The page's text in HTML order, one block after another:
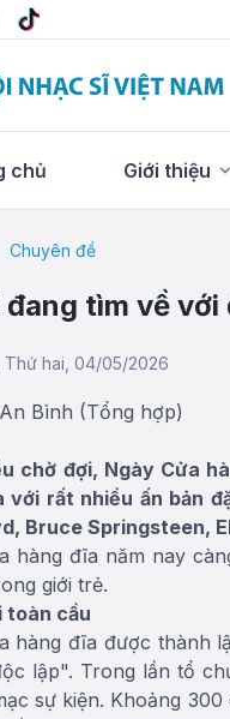
chủ Giới thiệu
Chuyên đề
đang tìm về
Thứ hai, 04/05/2026
An Bình (Tổng hợp)
chờ đợi, Ngày Cửa
với rất nhiều ấn bản
Bruce Springsteen,
hàng đĩa năm nay
giới trẻ.
toàn cầu
hàng đĩa được thành
lập". Trong lần tổ
sự kiện. Khoảng